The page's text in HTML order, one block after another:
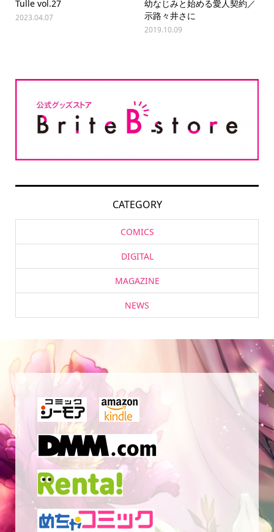
Tulle vol.27
2023.04.07
幼なじみと始める愛人契約／
示路々井さに
2019.10.09
CATEGORY
COMICS
DIGITAL
MAGAZINE
NEWS